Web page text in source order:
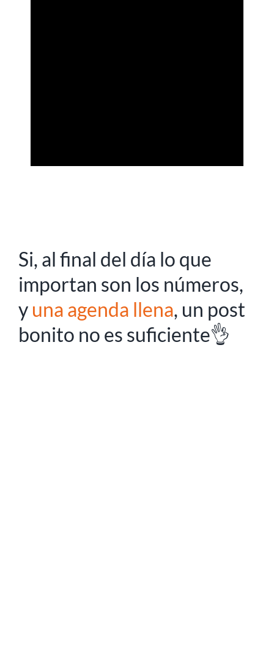
Si, al final del día lo que
importan son los números,
y una agenda llena, un post
bonito no es suficiente👌